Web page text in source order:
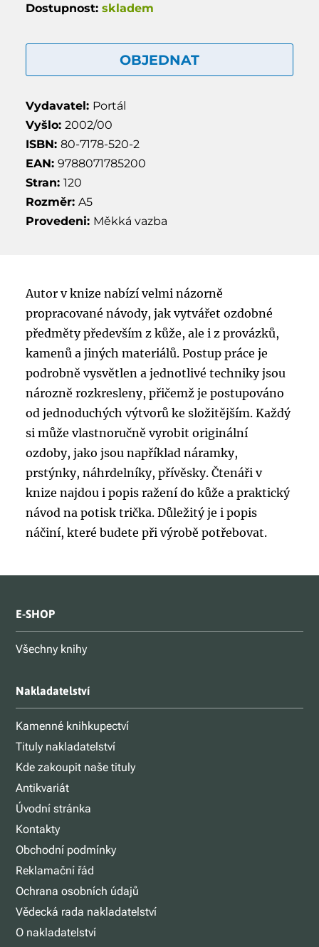
Dostupnost: skladem
OBJEDNAT
Vydavatel: Portál
Vyšlo: 2002/00
ISBN: 80-7178-520-2
EAN: 9788071785200
Stran: 120
Rozměr: A5
Provedeni: Měkká vazba
Autor v knize nabízí velmi názorně
propracované návody, jak vytvářet ozdobné
předměty především z kůže, ale i z provázků,
kamenů a jiných materiálů. Postup práce je
podrobně vysvětlen a jednotlivé techniky jsou
nározně rozkresleny, přičemž je postupováno
od jednoduchých výtvorů ke složitějším. Každý
si může vlastnoručně vyrobit originální
ozdoby, jako jsou například náramky,
prstýnky, náhrdelníky, přívěsky. Čtenáři v
knize najdou i popis ražení do kůže a praktický
návod na potisk trička. Důležitý je i popis
náčiní, které budete při výrobě potřebovat.
E-SHOP
Všechny knihy
Nakladatelství
Kamenné knihkupectví
Tituly nakladatelství
Kde zakoupit naše tituly
Antikvariát
Úvodní stránka
Kontakty
Obchodní podmínky
Reklamační řád
Ochrana osobních údajů
Vědecká rada nakladatelství
O nakladatelství